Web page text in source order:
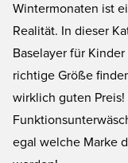
Wintermonaten ist
Realität. In dieser
Baselayer für
richtige Größe
wirklich guten
egal welche Marke